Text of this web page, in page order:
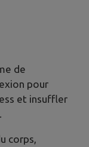
de
pour
et insuffler
corps,